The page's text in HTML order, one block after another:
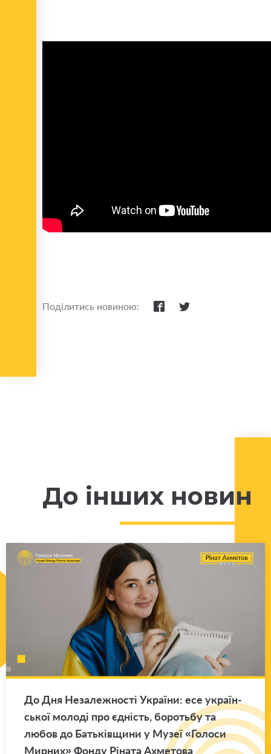
Поділитись новиною:
До інших новин
До Дня Не­за­ле­жно­сті Укра­ї­ни: есе укра­їн­
ської мо­ло­ді про єд­ність, бо­роть­бу та
любов до Ба­тьків­щи­ни у Музеї «Го­ло­си
Мир­них» Фонду Рі­на­та Ахме­то­ва